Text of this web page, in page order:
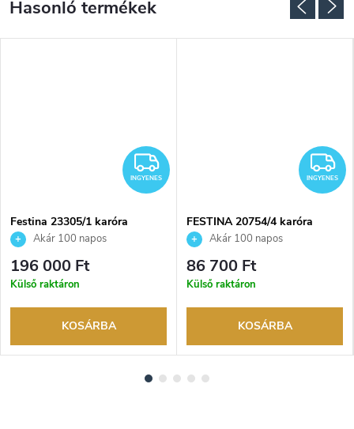
INGYENES
INGYENES
Festina 23305/1 karóra
Akár 100 napos
visszaküldési lehetőség. Hivatalos
márkakereskedő.
196 000 Ft
Külső raktáron
KOSÁRBA
INGYENES
FESTINA 20754/4 karóra
Akár 100 napos
visszaküldési lehetőség. Hivatalos
márkakereskedő.
86 700 Ft
Külső raktáron
KOSÁRBA